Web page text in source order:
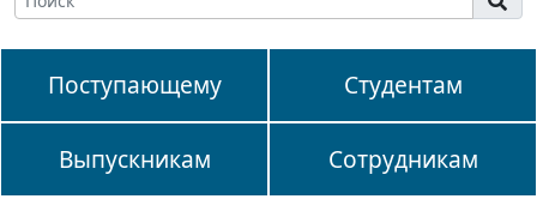
Поступающему Студентам
Выпускникам Сотрудникам